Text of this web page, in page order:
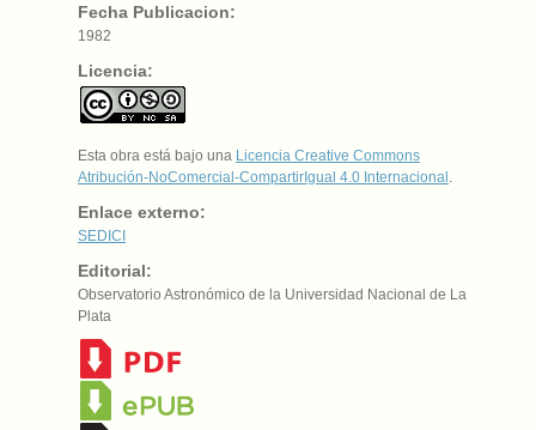
Fecha Publicacion:
1982
Licencia:
Esta obra está bajo una Licencia Creative Commons
Atribución-NoComercial-CompartirIgual 4.0 Internacional
Enlace externo:
SEDICI
Editorial:
Observatorio Astronómico de la Universidad Nacional de La
Plata